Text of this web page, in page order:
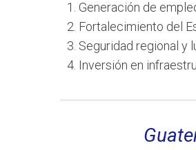
Generación de
Fortalecimiento del
Seguridad regional y
Inversión en